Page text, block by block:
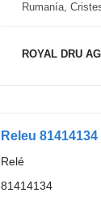
Rumanía,
ROYAL DRU
Releu
Relé
81414134